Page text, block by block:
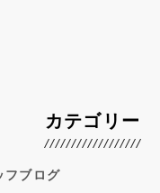
カテゴリー
フブログ